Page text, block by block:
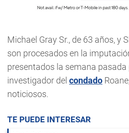
Michael Gray Sr., de 63 años, y
son procesados en la
presentados la semana
investigador del condado
noticiosos.
TE PUEDE INTERESAR